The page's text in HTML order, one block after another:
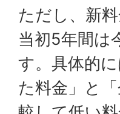
ただし、新
当初5年間は
す。具体的
た料金」と